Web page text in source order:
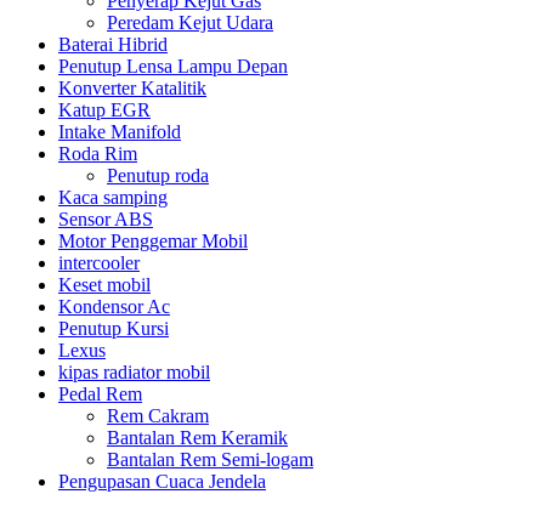
Peredam Kejut Udara
Baterai Hibrid
Penutup Lensa Lampu Depan
Konverter Katalitik
Katup EGR
Intake Manifold
Roda Rim
Penutup roda
Kaca samping
Sensor ABS
Motor Penggemar Mobil
intercooler
Keset mobil
Kondensor Ac
Penutup Kursi
Lexus
kipas radiator mobil
Pedal Rem
Rem Cakram
Bantalan Rem Keramik
Bantalan Rem Semi-logam
Pengupasan Cuaca Jendela